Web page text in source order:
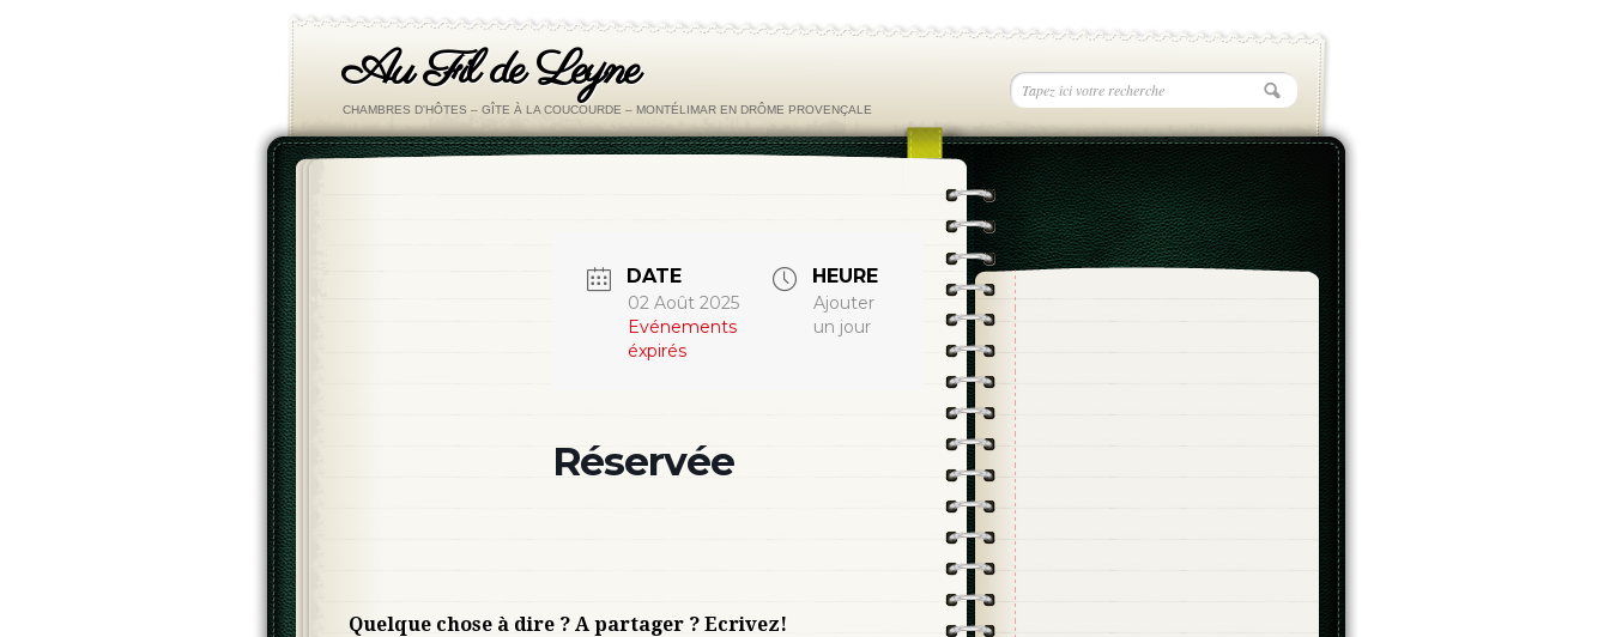
Au Fil de Leyne
CHAMBRES D'HÔTES – GÎTE À LA COUCOURDE – MONTÉLIMAR EN DRÔME PROVENÇALE
DATE
02 Août 2025
Evénements
éxpirés
HEURE
Ajouter
un jour
Réservée
Quelque chose à dire ? A partager ? Ecrivez!